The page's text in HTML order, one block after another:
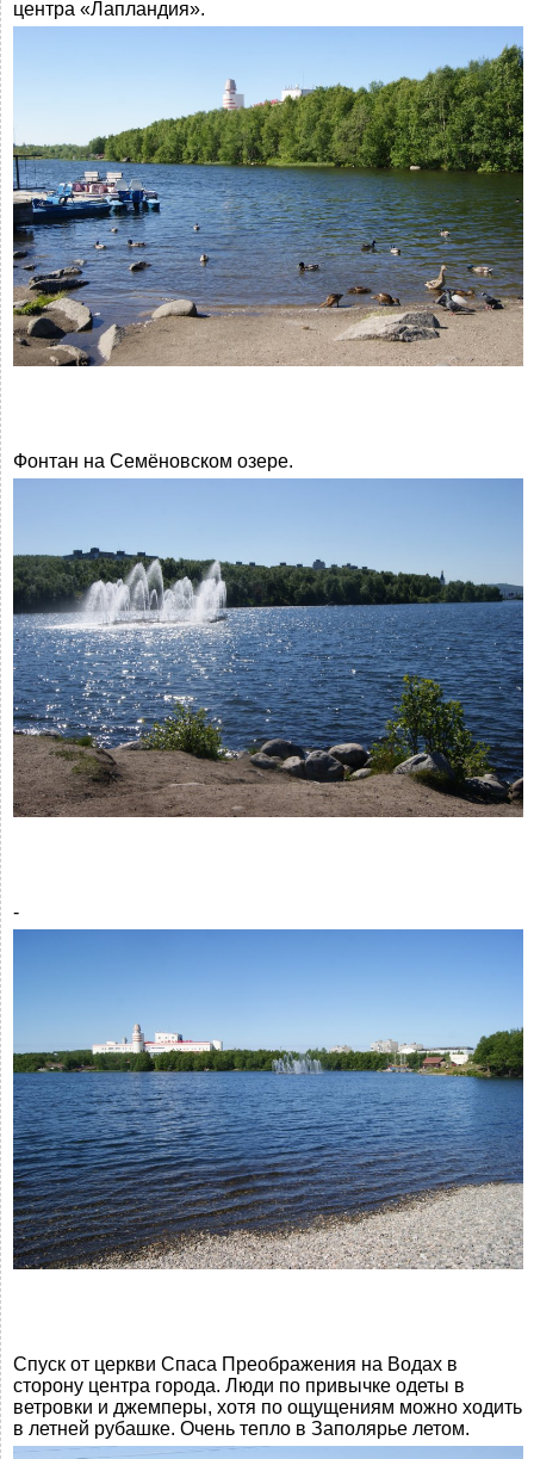
центра «Лапландия».
Фонтан на Семёновском озере.
-
Спуск от церкви Спаса Преображения на Водах в
сторону центра города. Люди по привычке одеты в
ветровки и джемперы, хотя по ощущениям можно ходить
в летней рубашке. Очень тепло в Заполярье летом.